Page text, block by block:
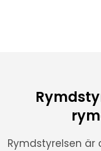
Rymdstyrelsen